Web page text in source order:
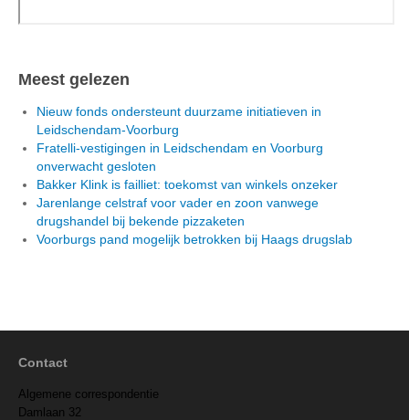
Meest gelezen
Nieuw fonds ondersteunt duurzame initiatieven in
Leidschendam-Voorburg
Fratelli-vestigingen in Leidschendam en Voorburg
onverwacht gesloten
Bakker Klink is failliet: toekomst van winkels onzeker
Jarenlange celstraf voor vader en zoon vanwege
drugshandel bij bekende pizzaketen
Voorburgs pand mogelijk betrokken bij Haags drugslab
Contact
Algemene correspondentie
Damlaan 32